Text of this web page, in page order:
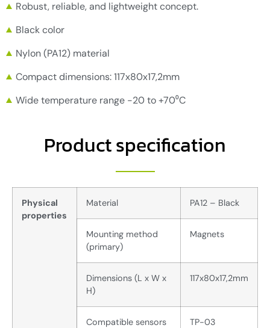
Robust, reliable, and lightweight concept.
Black color
Nylon (PA12) material
Compact dimensions: 117x80x17,2mm
Wide temperature range -20 to +70⁰C
Product specification
Physical
properties
Material PA12 – Black
Mounting method
(primary)
Magnets
Dimensions (L x W x
H)
117x80x17,2mm
Compatible sensors TP-03